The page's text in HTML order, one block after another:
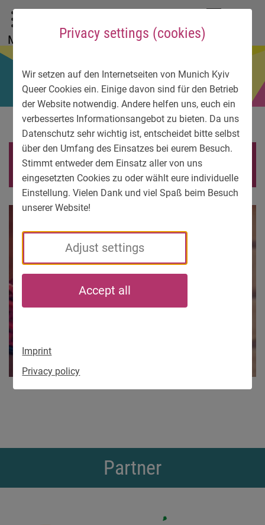
Privacy settings (cookies)
Wir setzen auf den Internetseiten von Munich Kyiv
Queer Cookies ein. Einige davon sind für den Betrieb
der Website notwendig. Andere helfen uns, euch ein
verbessertes Informationsangebot zu bieten. Da uns
Datenschutz sehr wichtig ist, entscheidet bitte selbst
über den Umfang des Einsatzes bei eurem Besuch.
Stimmt entweder dem Einsatz aller von uns
eingesetzten Cookies zu oder wählt eure individuelle
Einstellung. Vielen Dank und viel Spaß beim Besuch
unserer Website!
Adjust settings
Accept all
Imprint
Privacy policy
To main menu
To language menu
To search
To content
To service information
Menu
Katja
Partner